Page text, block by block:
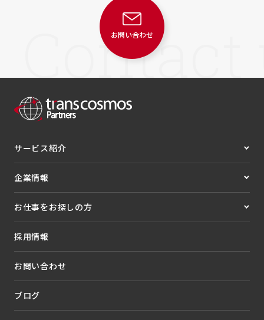
お問い合わせ
サービス紹介
企業情報
お仕事をお探しの方
採用情報
お問い合わせ
ブログ